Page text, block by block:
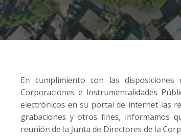
En cumplimiento con las
Corporaciones e Instrumentalidades
electrónicos en su portal de internet las
grabaciones y otros fines, informamos
reunión de la Junta de Directores de la